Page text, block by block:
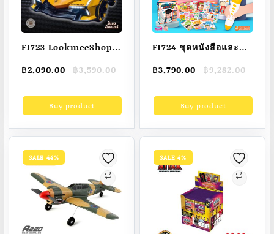
F1723 LookmeeShop
สปอร์ต Lambo Ferrari
คันใหญ่เปิดประตู รถ
ไฟ เชื่อมบลูทูธได้
รองรับ Mobile App
฿3,590.00
Original
was:
฿3,590.00.
฿2,090.00
Current
is:
฿2,090.00.Buy product
F1724 ชุดหนังสือและสื่อ
รายการ ครอบคลุมทุก
ได้รุ่นหมาน้อย
฿9,282.00
Original
was:
฿9,282.00.
฿3,790.00
Current
is:
฿3,790.00.Buy product
SALE 44% SALE 4%